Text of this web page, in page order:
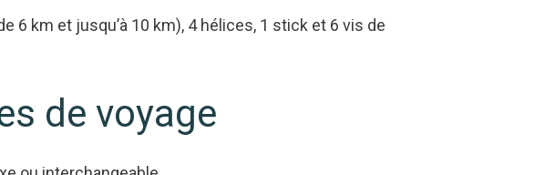
6 km et jusqu’à 10 km), 4 hélices, 1 stick et 6 vis de
de voyage